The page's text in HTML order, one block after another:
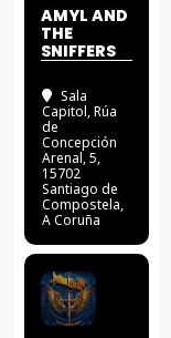
AMYL AND
THE
SNIFFERS
Sala
Capitol, Rúa
de
Concepción
Arenal, 5,
15702
Santiago de
Compostela,
A Coruña